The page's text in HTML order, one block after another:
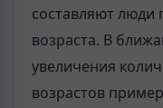
составляют люди
возраста. В
увеличения
возрастов